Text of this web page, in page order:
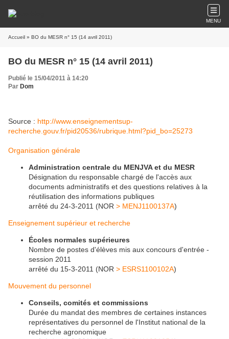
MENU
Accueil » BO du MESR n° 15 (14 avril 2011)
BO du MESR n° 15 (14 avril 2011)
Publié le 15/04/2011 à 14:20
Par Dom
Source : http://www.enseignementsup-
recherche.gouv.fr/pid20536/rubrique.html?pid_bo=25273
Organisation générale
Administration centrale du MENJVA et du MESR
Désignation du responsable chargé de l'accès aux
documents administratifs et des questions relatives à la
réutilisation des informations publiques
arrêté du 24-3-2011 (NOR > MENJ1100137A)
Enseignement supérieur et recherche
Écoles normales supérieures
Nombre de postes d'élèves mis aux concours d'entrée -
session 2011
arrêté du 15-3-2011 (NOR > ESRS1100102A)
Mouvement du personnel
Conseils, comités et commissions
Durée du mandat des membres de certaines instances
représentatives du personnel de l'Institut national de la
recherche agronomique